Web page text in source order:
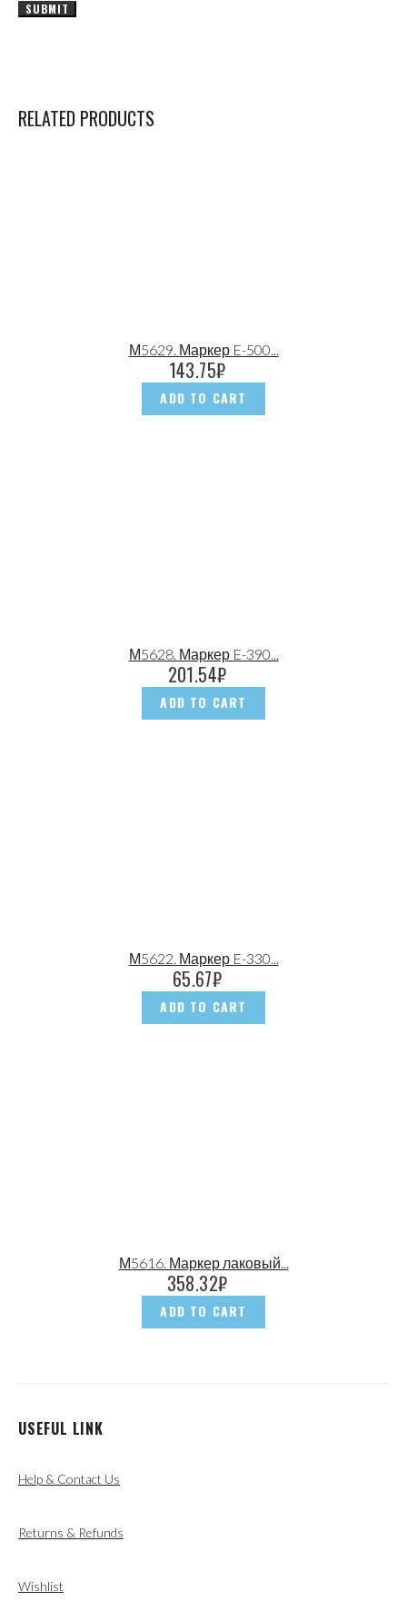
RELATED PRODUCTS
М5629. Маркер E-500...
143.75₽
ADD TO CART
М5628. Маркер E-390...
201.54₽
ADD TO CART
М5622. Маркер E-330...
65.67₽
ADD TO CART
М5616. Маркер лаковый...
358.32₽
ADD TO CART
USEFUL LINK
Help & Contact Us
Returns & Refunds
Wishlist